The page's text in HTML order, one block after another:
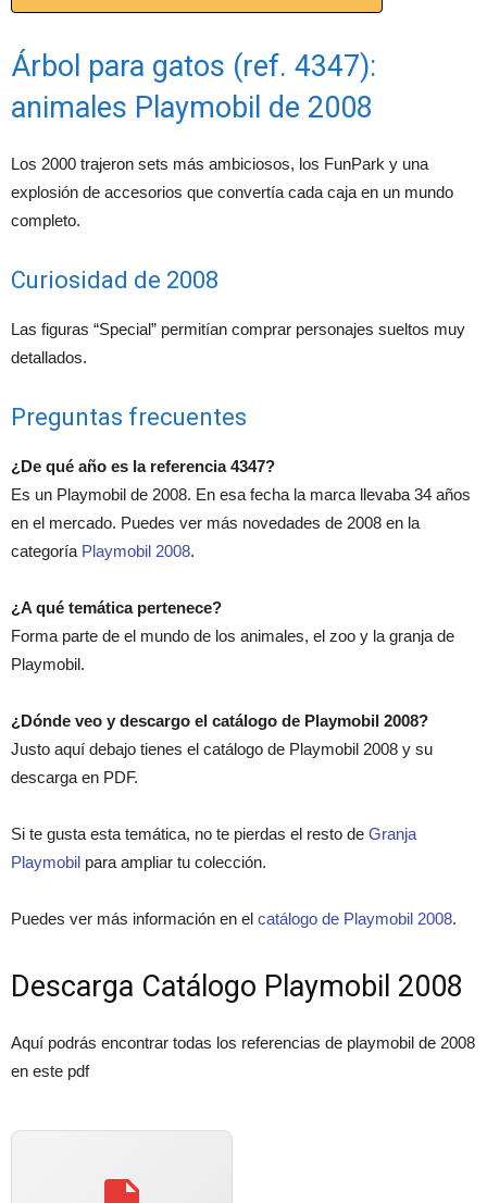
Árbol para gatos (ref. 4347):
animales Playmobil de 2008
Los 2000 trajeron sets más ambiciosos, los FunPark y una
explosión de accesorios que convertía cada caja en un mundo
completo.
Curiosidad de 2008
Las figuras “Special” permitían comprar personajes sueltos muy
detallados.
Preguntas frecuentes
¿De qué año es la referencia 4347?
Es un Playmobil de 2008. En esa fecha la marca llevaba 34 años
en el mercado. Puedes ver más novedades de 2008 en la
categoría Playmobil 2008.
¿A qué temática pertenece?
Forma parte de el mundo de los animales, el zoo y la granja de
Playmobil.
¿Dónde veo y descargo el catálogo de Playmobil 2008?
Justo aquí debajo tienes el catálogo de Playmobil 2008 y su
descarga en PDF.
Si te gusta esta temática, no te pierdas el resto de Granja
Playmobil para ampliar tu colección.
Puedes ver más información en el catálogo de Playmobil 2008.
Descarga Catálogo Playmobil 2008
Aquí podrás encontrar todas los referencias de playmobil de 2008
en este pdf